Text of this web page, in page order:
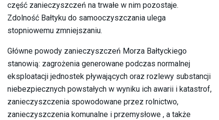
część zanieczyszczeń na trwałe w nim pozostaje.
Zdolność Bałtyku do samooczyszczania ulega
stopniowemu zmniejszaniu.
Główne powody zanieczyszczeń Morza Bałtyckiego
stanowią: zagrożenia generowane podczas normalnej
eksploatacji jednostek pływających oraz rozlewy substancji
niebezpiecznych powstałych w wyniku ich awarii i katastrof,
zanieczyszczenia spowodowane przez rolnictwo,
zanieczyszczenia komunalne i przemysłowe , a także